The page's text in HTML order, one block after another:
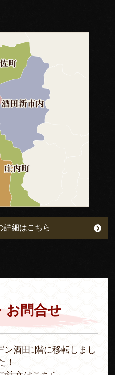
詳細はこちら
お問合せ
酒田1階に移転しまし
！